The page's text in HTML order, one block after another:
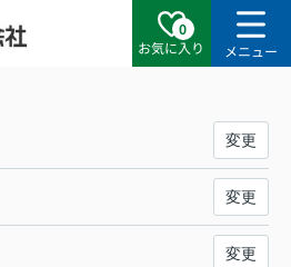
0
お気に入り
メニュー
変更
変更
変更